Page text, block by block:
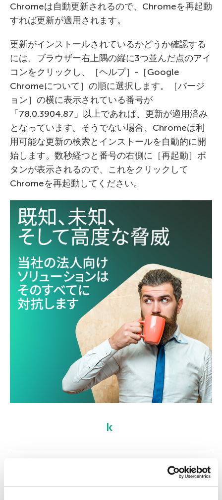
Chromeは自動更新されるので、Chromeを再起動
すれば更新が適用されます。
更新がインストールされているかどうか確認する
には、ブラウザー右上隅の縦に3つ並んだ点のアイ
コンをクリックし、［ヘルプ］-［Google
Chromeについて］の順に選択します。［バージ
ョン］の横に表示されている番号が
「78.0.3904.87」以上であれば、更新が適用済み
となっています。そうでない場合、Chromeは利
用可能な更新の検索とインストールを自動的に開
始します。数秒経つと番号の右側に［再起動］ボ
タンが表示されるので、これをクリックして
Chromeを再起動してください。
WizardOpium
ブラウザー
標的型攻撃 脆弱性